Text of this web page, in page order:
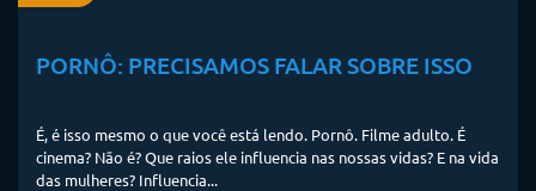
PORNÔ: PRECISAMOS FALAR SOBRE ISSO
É, é isso mesmo o que você está lendo. Pornô. Filme adulto. É
cinema? Não é? Que raios ele influencia nas nossas vidas? E na vida
das mulheres? Influencia...